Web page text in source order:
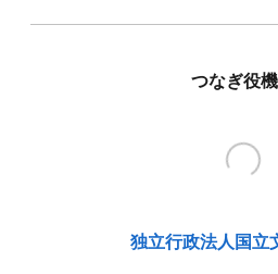
つなぎ役
独立行政法人国立